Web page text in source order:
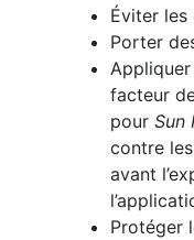
Éviter
Porter
facteur
pourSun
contre
avant
Protéger